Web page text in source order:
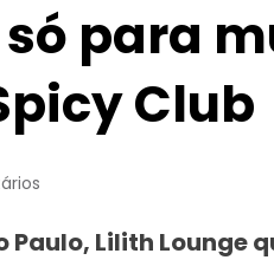
só para
Club
Paulo, Lilith Lounge